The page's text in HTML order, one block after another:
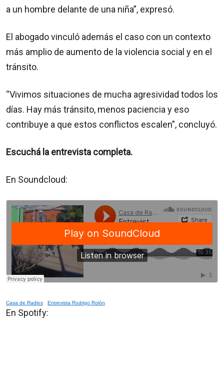
a un hombre delante de una niña”, expresó.
El abogado vinculó además el caso con un contexto
más amplio de aumento de la violencia social y en el
tránsito.
“Vivimos situaciones de mucha agresividad todos los
días. Hay más tránsito, menos paciencia y eso
contribuye a que estos conflictos escalen”, concluyó.
Escuchá la entrevista completa.
En Soundcloud:
Casa de Radios · Entrevista Rodrigo Rolón
En Spotify: